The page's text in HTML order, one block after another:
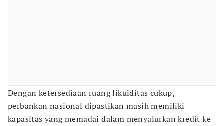
Dengan ketersediaan ruang likuiditas cukup,
perbankan nasional dipastikan masih memiliki
kapasitas yang memadai dalam menyalurkan kredit ke